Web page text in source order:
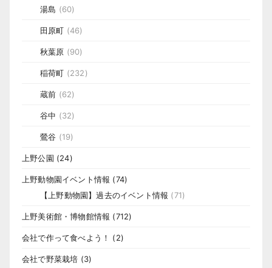
湯島 (60)
田原町 (46)
秋葉原 (90)
稲荷町 (232)
蔵前 (62)
谷中 (32)
鶯谷 (19)
上野公園 (24)
上野動物園イベント情報 (74)
【上野動物園】過去のイベント情報 (71)
上野美術館・博物館情報 (712)
会社で作って食べよう！ (2)
会社で野菜栽培 (3)